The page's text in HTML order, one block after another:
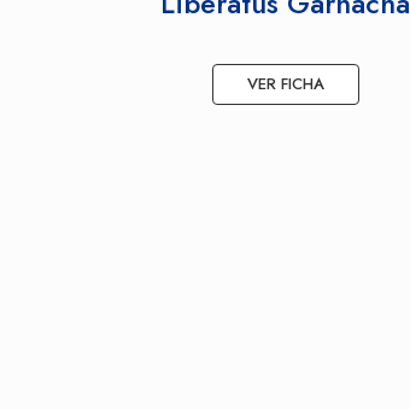
VER FICHA